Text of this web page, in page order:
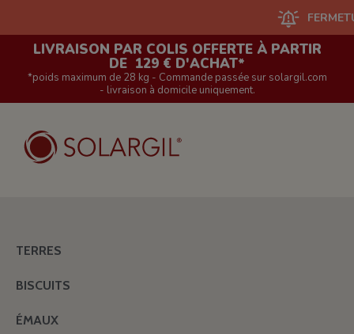
FERMETURE
LIVRAISON PAR COLIS OFFERTE À PARTIR
DE 129 € D'ACHAT*
*poids maximum de 28 kg - Commande passée sur solargil.com
- livraison à domicile uniquement.
TERRES
BISCUITS
ÉMAUX